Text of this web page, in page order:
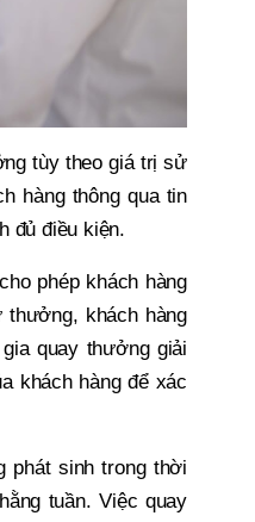
tùy theo giá trị sử
hàng thông qua tin
đủ điều kiện.
phép khách hàng
thưởng, khách hàng
quay thưởng giải
khách hàng để xác
phát sinh trong thời
tuần. Việc quay